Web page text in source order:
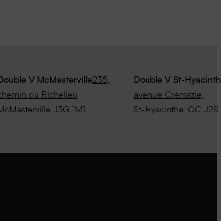
V McMasterville235,
du Richelieu
J3G 1M1
Double V St-
avenue Crémazie,
St-Hyacinthe, QC J2S